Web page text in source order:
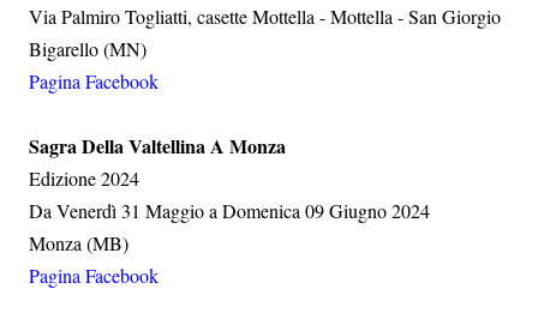
Via Palmiro Togliatti, casette Mottella - Mottella - San Giorgio
Bigarello (MN)
Pagina Facebook
Sagra Della Valtellina A Monza
Edizione 2024
Da Venerdì 31 Maggio a Domenica 09 Giugno 2024
Monza (MB)
Pagina Facebook